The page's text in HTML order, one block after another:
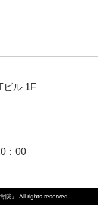
ビル 1F
：00
院」 All rights reserved.